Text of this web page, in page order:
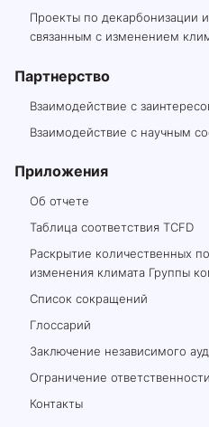
Проекты по декарбонизации
связанным с изменением
Партнерство
Взаимодействие с
Взаимодействие с научным
Приложения
Об отчете
Таблица соответствия TCFD
Раскрытие количественных
изменения климата Группы
Список сокращений
Глоссарий
Заключение независимого
Ограничение ответственности
Контакты